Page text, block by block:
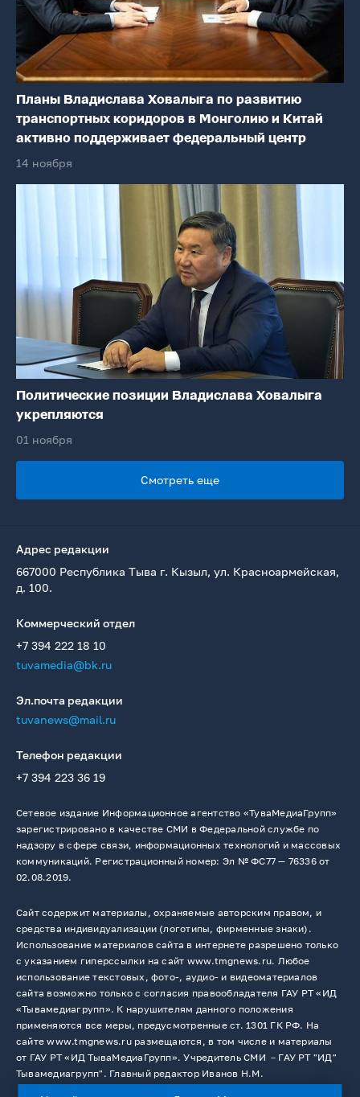
Планы Владислава Ховалыга по развитию
транспортных коридоров в Монголию и Китай
активно поддерживает федеральный центр
14 ноября
Политические позиции Владислава Ховалыга
укрепляются
01 ноября
Смотреть еще
Адрес редакции
667000 Республика Тыва г. Кызыл, ул. Красноармейская,
д. 100.
Коммерческий отдел
+7 394 222 18 10
tuvamedia@bk.ru
Эл.почта редакции
tuvanews@mail.ru
Телефон редакции
+7 394 223 36 19
Сетевое издание Информационное агентство «ТуваМедиаГрупп»
зарегистрировано в качестве СМИ в Федеральной службе по
надзору в сфере связи, информационных технологий и массовых
коммуникаций. Регистрационный номер: Эл № ФС77 — 76336 от
02.08.2019.
Сайт содержит материалы, охраняемые авторским правом, и
средства индивидуализации (логотипы, фирменные знаки).
Использование материалов сайта в интернете разрешено только
с указанием гиперссылки на сайт www.tmgnews.ru. Любое
использование текстовых, фото-, аудио- и видеоматериалов
сайта возможно только с согласия правообладателя ГАУ РТ «ИД
«Тывамедиагрупп». К нарушителям данного положения
применяются все меры, предусмотренные ст. 1301 ГК РФ. На
сайте www.tmgnews.ru размещаются, в том числе и материалы
от ГАУ РТ «ИД ТываМедиаГрупп». Учредитель СМИ －ГАУ РТ "ИД"
Тывамедиагрупп". Главный редактор Иванов Н.М.